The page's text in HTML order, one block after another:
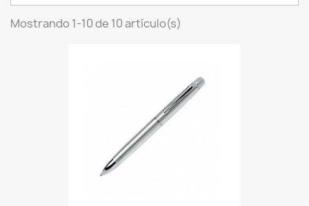
Mostrando 1-10 de 10 artículo(s)